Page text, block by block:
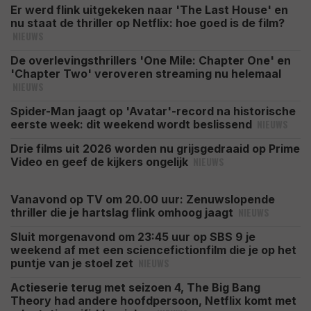
Er werd flink uitgekeken naar 'The Last House' en
nu staat de thriller op Netflix: hoe goed is de film?
De overlevingsthrillers 'One Mile: Chapter One' en
'Chapter Two' veroveren streaming nu helemaal
Spider-Man jaagt op 'Avatar'-record na historische
eerste week: dit weekend wordt beslissend
Drie films uit 2026 worden nu grijsgedraaid op Prime
Video en geef de kijkers ongelijk
Vanavond op TV om 20.00 uur: Zenuwslopende
thriller die je hartslag flink omhoog jaagt
Sluit morgenavond om 23:45 uur op SBS 9 je
weekend af met een sciencefictionfilm die je op het
puntje van je stoel zet
Actieserie terug met seizoen 4, The Big Bang
Theory had andere hoofdpersoon, Netflix komt met